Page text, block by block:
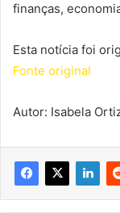
finanças,
Esta notícia foi
Fonte original
Autor: Isabela